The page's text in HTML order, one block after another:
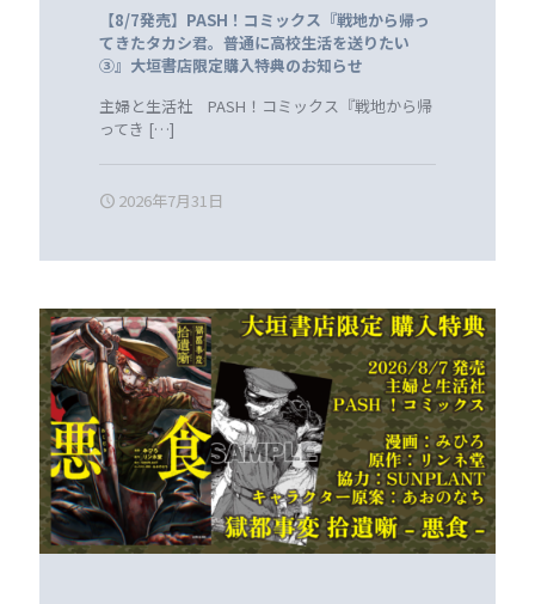
【8/7発売】PASH！コミックス『戦地から帰っ
てきたタカシ君。普通に高校生活を送りたい
③』大垣書店限定購入特典のお知らせ
主婦と生活社 PASH！コミックス『戦地から帰
ってき […]
2026年7月31日